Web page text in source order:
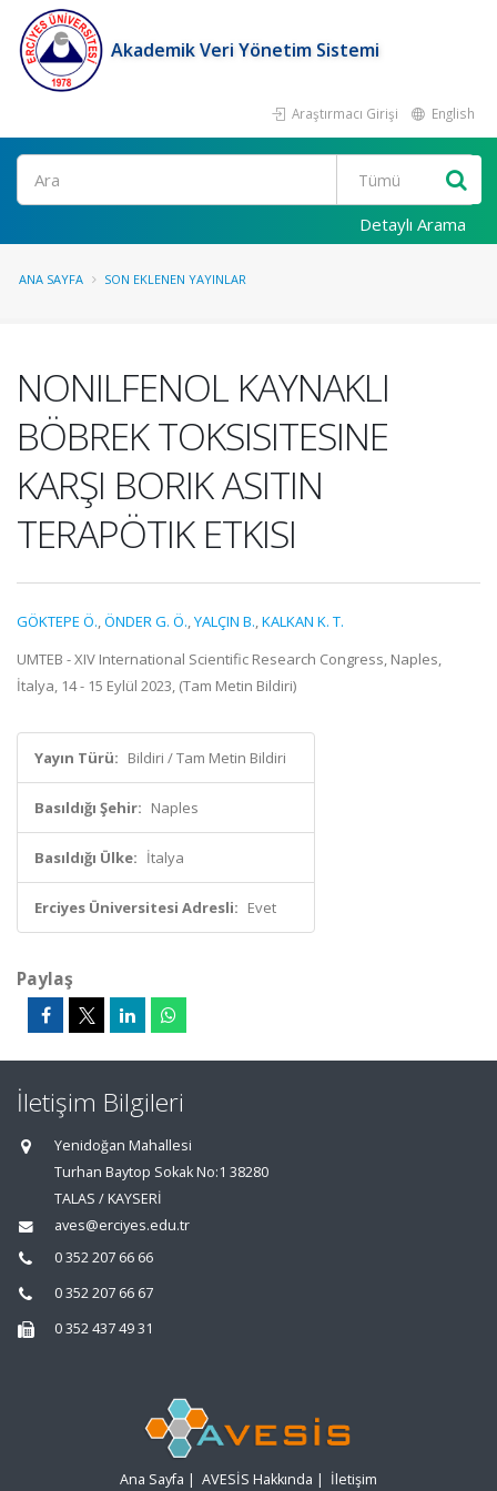
Akademik Veri Yönetim Sistemi
Araştırmacı Girişi English
Ara
Detaylı Arama
ANA SAYFA SON EKLENEN YAYINLAR
NONILFENOL KAYNAKLI
BÖBREK TOKSISITESINE
KARŞI BORIK ASITIN
TERAPÖTIK ETKISI
GÖKTEPE Ö.,ÖNDER G. Ö.,YALÇIN B.,KALKAN K. T.
UMTEB - XIV International Scientific Research Congress, Naples,
İtalya, 14 - 15 Eylül 2023, (Tam Metin Bildiri)
Yayın Türü: Bildiri / Tam Metin Bildiri
Basıldığı Şehir: Naples
Basıldığı Ülke: İtalya
Erciyes Üniversitesi Adresli: Evet
Paylaş
İletişim Bilgileri
Yenidoğan Mahallesi
Turhan Baytop Sokak No:1 38280
TALAS / KAYSERİ
aves@erciyes.edu.tr
0 352 207 66 66
0 352 207 66 67
0 352 437 49 31
Ana Sayfa | AVESİS Hakkında | İletişim